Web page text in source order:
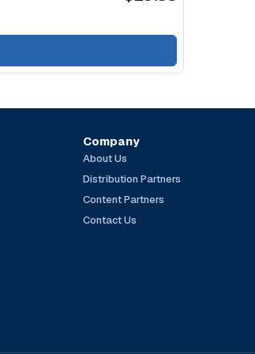
Company
About Us
Distribution Partners
Content Partners
Contact Us